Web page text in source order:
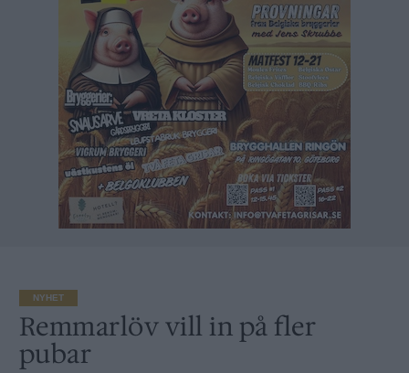
NYHET
Remmarlöv vill in på fler
pubar